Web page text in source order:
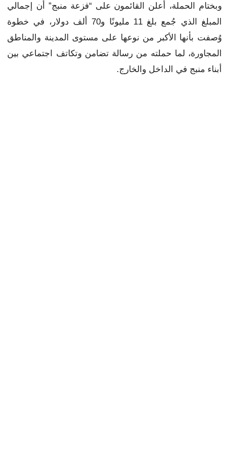
وبختام الحملة، أعلن القائمون على “فزعة منبج” أن إجمالي
المبلغ الذي جُمع بلغ 11 مليونًا و70 ألف دولار، في خطوة
وُصفت بأنها الأكبر من نوعها على مستوى المدينة والمناطق
المجاورة، لما حملته من رسالة تضامن وتكاتف اجتماعي بين
أبناء منبج في الداخل والخارج.